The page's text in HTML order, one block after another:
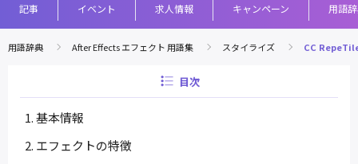
記事 イベント 求人情報 キャンペーン 用語
用語辞典 After Effects エフェクト 用語集 スタイライズ CC
目次
基本情報
エフェクトの特徴